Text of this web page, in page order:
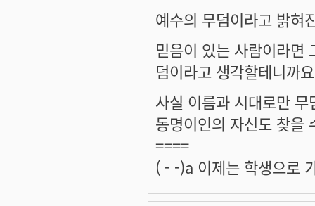
예수의 무덤이라고 밝혀
믿음이 있는 사람이라면
덤이라고 생각할테니까
사실 이름과 시대로만
동명이인의 자신도 찾을
====
( - -)a 이제는 학생으로